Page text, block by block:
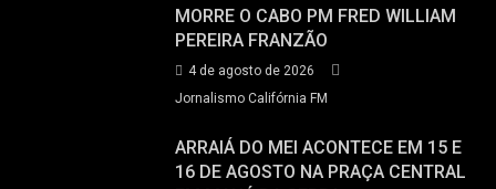
MORRE O CABO PM FRED WILLIAM
PEREIRA FRANZÃO
4 de agosto de 2026
Jornalismo Califórnia FM
ARRAIÁ DO MEI ACONTECE EM 15 E
16 DE AGOSTO NA PRAÇA CENTRAL